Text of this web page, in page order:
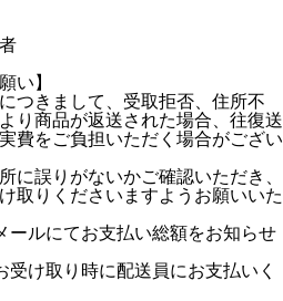
い】
つきまして、受取拒否、住所不
り商品が返送された場合、往復送
費をご負担いただく場合がござい
に誤りがないかご確認いただき、
取りくださいますようお願いいた
ールにてお支払い総額をお知らせ
け取り時に配送員にお支払いく